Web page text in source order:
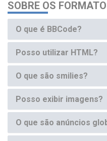
SOBRE OS
O que é BBCode?
Posso utilizar HTML?
O que são smilies?
Posso exibir imagens?
O que são anúncios